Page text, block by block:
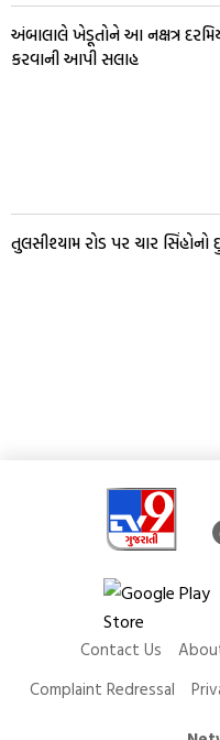
અંબાલાલે ખેડૂતોને આ નક્ષત્ર
કરવાની આપી સલાહ
તુલસીશ્યામ રોડ પર ચાર સિંહોનો
Contact Us
Complaint Redressal